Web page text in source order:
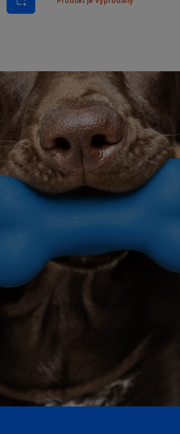
Do košíku